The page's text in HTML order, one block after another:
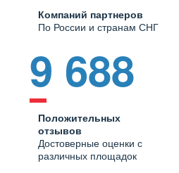
Компаний партнеров
По России и странам СНГ
9 688
Положительных
отзывов
Достоверные оценки с
различных площадок